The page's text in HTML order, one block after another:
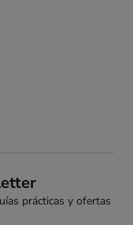
prácticas y ofertas